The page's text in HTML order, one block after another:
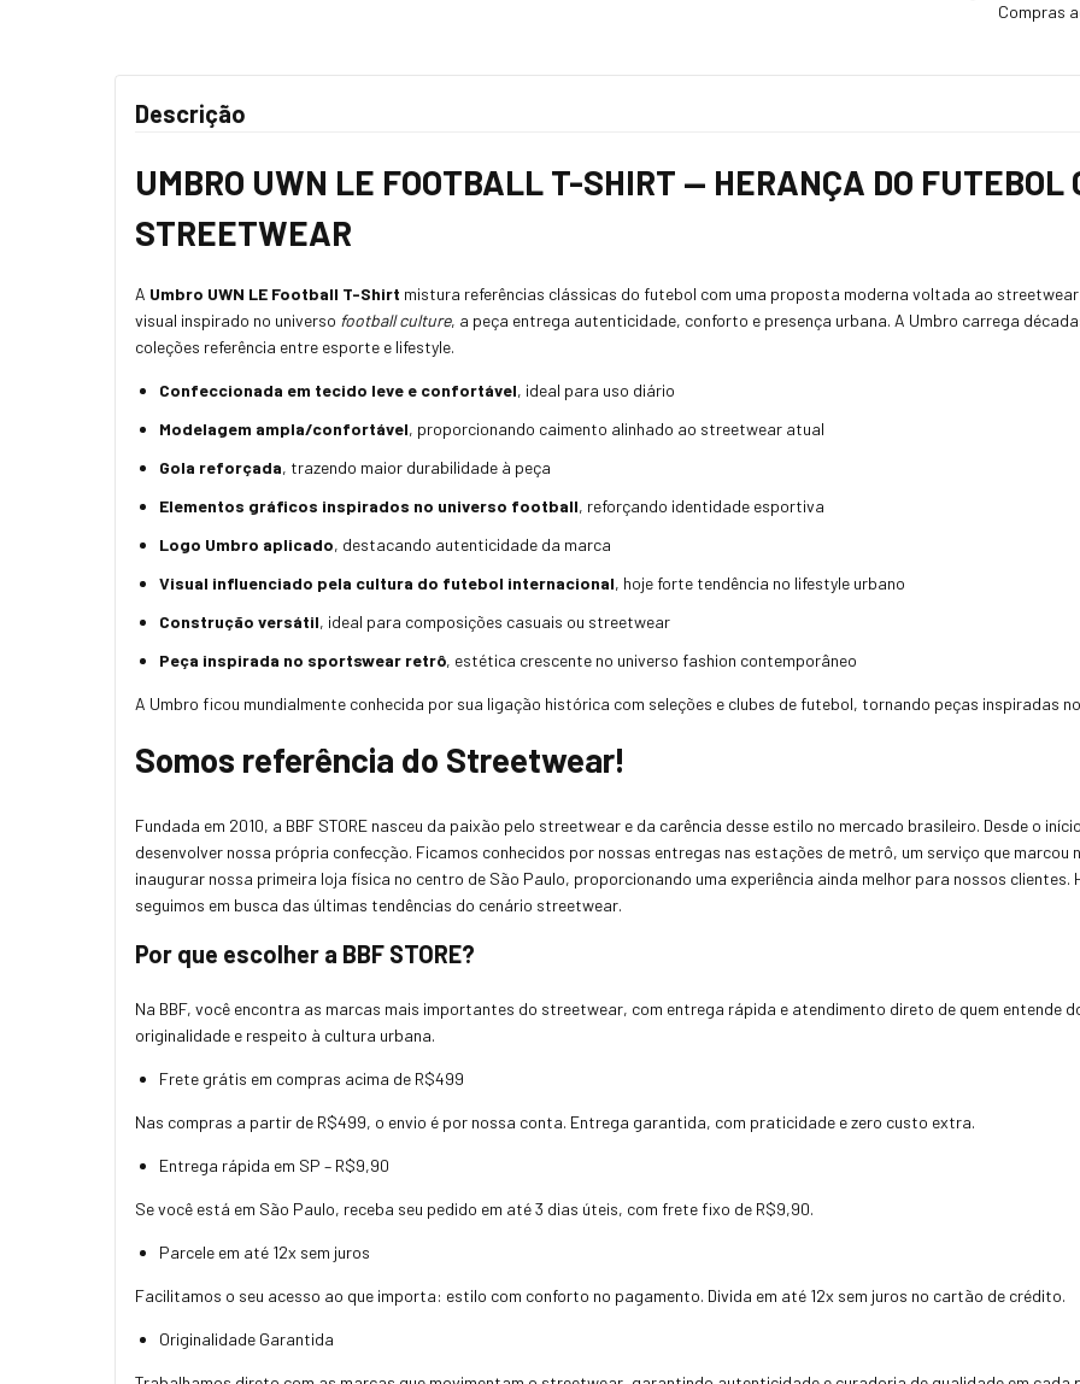
Compras
Descrição
UMBRO UWN LE FOOTBALL T-SHIRT — HERANÇA DO FUTEBOL
STREETWEAR
A Umbro UWN LE Football T-Shirt mistura referências clássicas do futebol com uma proposta moderna voltada ao
visual inspirado no universo football culture, a peça entrega autenticidade, conforto e presença urbana. A Umbro carrega
coleções referência entre esporte e lifestyle.
Confeccionada em tecido leve e confortável, ideal para uso diário
Modelagem ampla/confortável, proporcionando caimento alinhado ao streetwear atual
Gola reforçada, trazendo maior durabilidade à peça
Elementos gráficos inspirados no universo football, reforçando identidade esportiva
Logo Umbro aplicado, destacando autenticidade da marca
Visual influenciado pela cultura do futebol internacional, hoje forte tendência no lifestyle urbano
Construção versátil, ideal para composições casuais ou streetwear
Peça inspirada no sportswear retrô, estética crescente no universo fashion contemporâneo
A Umbro ficou mundialmente conhecida por sua ligação histórica com seleções e clubes de futebol, tornando peças inspiradas
Somos referência do Streetwear!
Fundada em 2010, a BBF STORE nasceu da paixão pelo streetwear e da carência desse estilo no mercado brasileiro. Desde o
desenvolver nossa própria confecção. Ficamos conhecidos por nossas entregas nas estações de metrô, um serviço que
inaugurar nossa primeira loja física no centro de São Paulo, proporcionando uma experiência ainda melhor para nossos
seguimos em busca das últimas tendências do cenário streetwear.
Por que escolher a BBF STORE?
Na BBF, você encontra as marcas mais importantes do streetwear, com entrega rápida e atendimento direto de quem entende
originalidade e respeito à cultura urbana.
Frete grátis em compras acima de R$499
Nas compras a partir de R$499, o envio é por nossa conta. Entrega garantida, com praticidade e zero custo extra.
Entrega rápida em SP – R$9,90
Se você está em São Paulo, receba seu pedido em até 3 dias úteis, com frete fixo de R$9,90.
Parcele em até 12x sem juros
Facilitamos o seu acesso ao que importa: estilo com conforto no pagamento. Divida em até 12x sem juros no cartão de crédito.
Originalidade Garantida